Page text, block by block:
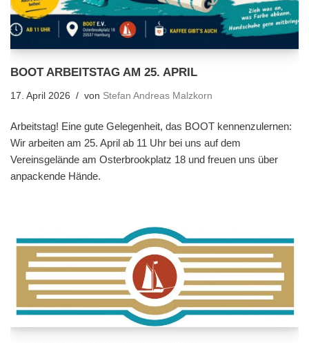
BOOT ARBEITSTAG AM 25. APRIL
17. April 2026 von Stefan Andreas Malzkorn
Arbeitstag! Eine gute Gelegenheit, das BOOT kennenzulernen:
Wir arbeiten am 25. April ab 11 Uhr bei uns auf dem
Vereinsgelände am Osterbrookplatz 18 und freuen uns über
anpackende Hände.